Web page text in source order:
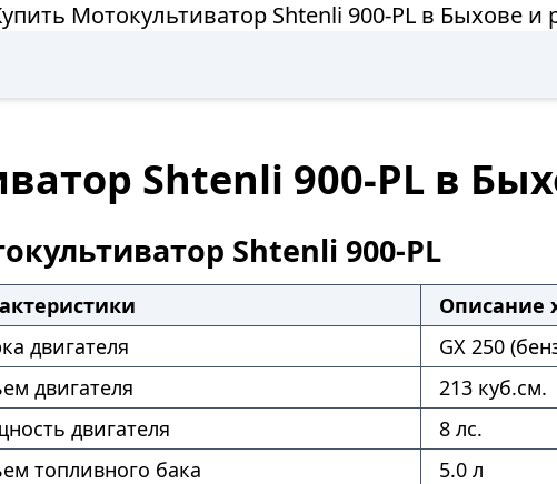
Мотокультиватор Shtenli 900-PL в Быхове и
Shtenli 900-PL в
Shtenli 900-PL
Описание
двигателя
GX 250
двигателя
213 куб.см.
двигателя
8 лс.
топливного бака
5.0 л